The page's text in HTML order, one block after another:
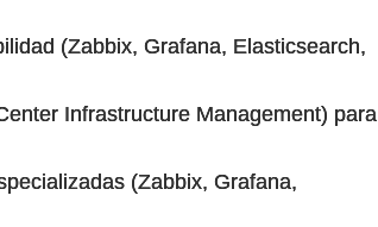
(Zabbix, Grafana, Elasticsearch,
Infrastructure Management) para
(Zabbix, Grafana,